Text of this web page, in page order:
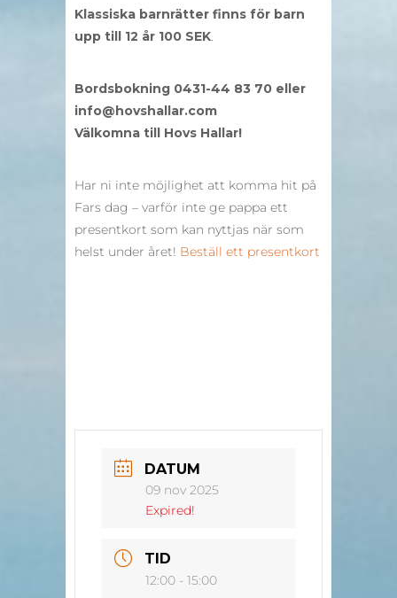
Klassiska barnrätter finns för barn
upp till 12 år 100 SEK.
Bordsbokning 0431-44 83 70 eller
info@hovshallar.com
Välkomna till Hovs Hallar!
Har ni inte möjlighet att komma hit på
Fars dag – varför inte ge pappa ett
presentkort som kan nyttjas när som
helst under året! Beställ ett presentkort
DATUM
09 nov 2025
Expired!
TID
12:00 - 15:00